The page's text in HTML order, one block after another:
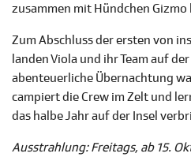
zusammen mit Hündchen
Zum Abschluss der ersten von
landen Viola und ihr Team auf
abenteuerliche Übernachtung
campiert die Crew im Zelt und
das halbe Jahr auf der Insel
Ausstrahlung: Freitags, ab 15.